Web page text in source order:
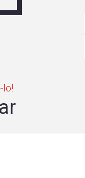
lo!